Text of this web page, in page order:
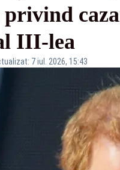
III-lea
7 iul. 2026, 15:43